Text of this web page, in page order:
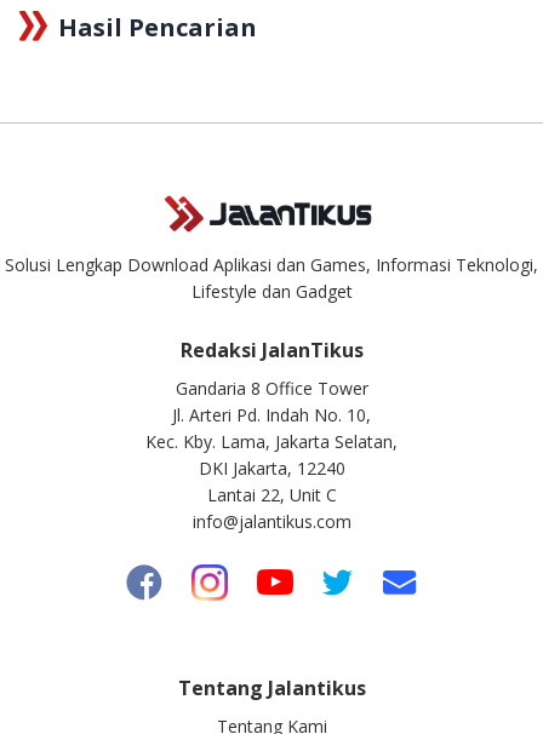
Hasil Pencarian
Solusi Lengkap Download Aplikasi dan Games, Informasi Teknologi,
Lifestyle dan Gadget
Redaksi JalanTikus
Gandaria 8 Office Tower
Jl. Arteri Pd. Indah No. 10,
Kec. Kby. Lama, Jakarta Selatan,
DKI Jakarta, 12240
Lantai 22, Unit C
info@jalantikus.com
Tentang Jalantikus
Tentang Kami